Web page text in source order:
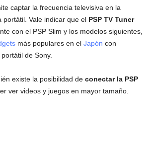
captar la frecuencia televisiva en la
portátil. Vale indicar que el PSP TV Tuner
con el PSP Slim y los modelos siguientes,
más populares en el Japón con
de Sony.
existe la posibilidad de conectar la PSP
ver videos y juegos en mayor tamaño.